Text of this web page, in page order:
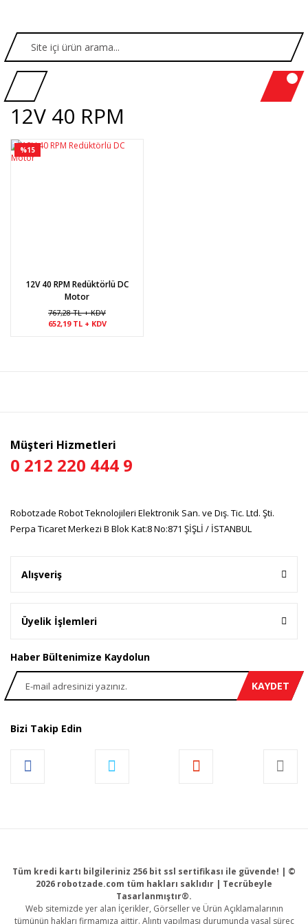
12V 40 RPM
%15
12V 40 RPM Redüktörlü DC
Motor
767,28 TL + KDV
652,19 TL + KDV
Müşteri Hizmetleri
0 212 220 444 9
Robotzade Robot Teknolojileri Elektronik San. ve Dış. Tic. Ltd. Şti.
Perpa Ticaret Merkezi B Blok Kat:8 No:871 ŞİŞLİ / İSTANBUL
Alışveriş
Üyelik İşlemleri
Haber Bültenimize Kaydolun
KAYDET
Bizi Takip Edin
Tüm kredi kartı bilgileriniz 256 bit ssl sertifikası ile güvende! | ©
2026 robotzade.com tüm hakları saklıdır | Tecrübeyle
Tasarlanmıştır®.
Web sitemizde yer alan İçerikler, Görseller ve Ürün Açıklamalarının
tümünün hakları firmamıza aittir. Alıntı yapılması durumunda yasal süreç